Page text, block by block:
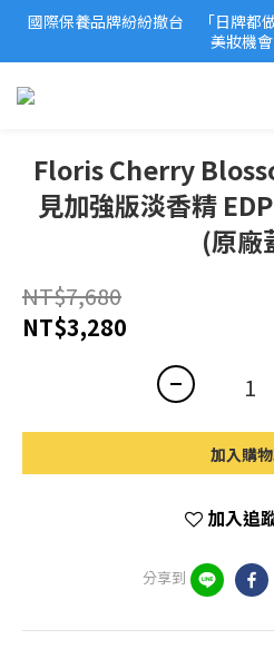
2026美妝小樣、試用品變少？PIF
必懂5觀
國際保養品牌紛紛撤台　「日牌都
美妝機會
2026美妝小樣、試用品變少？PIF
Floris Cherry
見加強版淡香精
(原廠
NT$7,680
NT$3,280
加入購
加入追
分享到